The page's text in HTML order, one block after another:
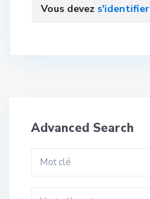
Vous devez s'identifier
Advanced Search